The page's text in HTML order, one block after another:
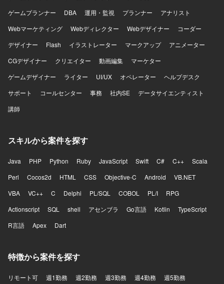
ゲームプランナー
DBA 運用・監視 プランナー
アナリスト
Webマーケティング
Webディレクター Webデザイナー
コーダー
デザイナー
Flash イラストレーター マークアップ
アニメーター
CGデザイナー
クリエイター 動画編集
マーケター
ゲームデザイナー
ライター UI/UX オペレーター
ヘルプデスク
サポート
コールセンター 事務 社内SE
データサイエンティスト
講師
スキルから案件を探す
Java PHP Python Ruby JavaScript Swift C# C++
Scala
Perl
Cocos2d HTML CSS Objective-C Android
VB.NET
VBA
VC++ C Delphi PL/SQL COBOL PL/I
RPG
Actionscript
SQL shell アセンブラ Go言語 Kotlin
TypeScript
R言語
Apex Dart
特徴から案件を探す
リモート可 週1勤務 週2勤務 週3勤務 週4勤務 週5勤務